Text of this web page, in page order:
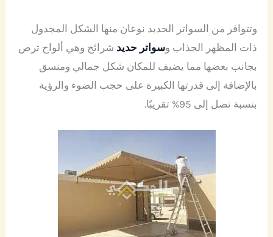
وتتوافر من السواتر الحديد نوعان منها الشكل المجدول
ذات المظهر الجذاب وسواتر حديد شرائح وهي ألواح ترص
بجانب بعضها مما يضيف للمكان شكل جمالي ومنسق
بالإضافة إلى قدرتها الكبيرة على حجب الضوء والرؤية
بنسبة تصل إلى 95% تقريبًا.